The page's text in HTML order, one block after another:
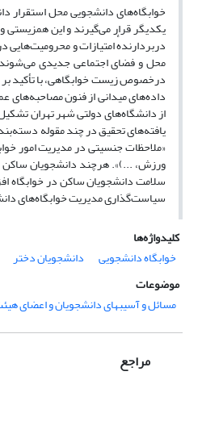
خوابگاه‌های دانشجویی محل استقرار
یکدیگر قرار می‌گیرند و این
دربردارندهٔ امتیازات و محرومیت‌هایی
محل و فضای اجتماعی جدیدی می‌شوند
درخصوص زیست خوابگاهی، با تأکید
داده‌های میدانی از فنون مصاحبه‌های
یافته‌های تحقیق در چند مقوله
«ملاحظات جنسیتی در مدیریت امور
ورزش، ...)». هرچند دانشجویان ساکن
سلامت دانشجویان ساکن در خوابگاه
سیاست‌گذاری مدیریت خوابگاه‌های
کلیدواژه‌ها
خوابگاه‌ دانشجویی
دانشجویان دختر
موضوعات
مسائل و آسیب‏های دانشجویان و اعضای
مراجع